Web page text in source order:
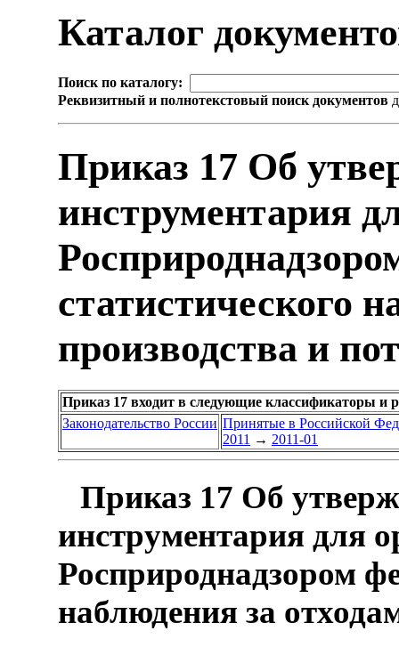
Каталог
Поиск по каталогу:
Реквизитный и полнотекстовый поиск документов
Приказ 17 Об
инструментария
статистического
производства и
Приказ 17 входит в следующие классификаторы и
Законодательство России Принятые в Российской
2011 → 2011-01
Приказ 17 Об
инструментария для
Росприроднадзором
наблюдения за